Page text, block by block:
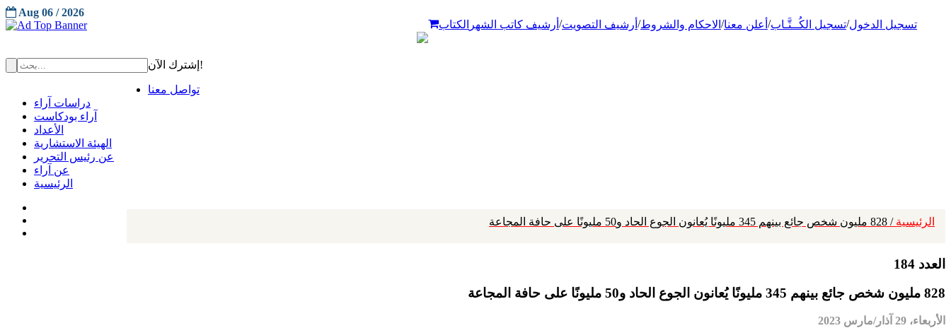
تسجيل الدخول/تسجيل الكُــتَّـاب/ أعلن معنا/ الاحكام والشروط/ أرشيف التصويت/ أرشيف كاتب الشهر الكتاب
Aug 06 / 2026
إشترك الآن!
تواصل معنا
دراسات آراء
آراء بودكاست
الأعداد
الهيئة الاستشارية
عن رئيس التحرير
عن آراء
الرئيسية
الرئيسية / 828 مليون شخص جائع بينهم 345 مليونًا يُعانون الجوع الحاد و50 مليونًا على حافة المجاعة
العدد 184
828 مليون شخص جائع بينهم 345 مليونًا يُعانون الجوع الحاد و50 مليونًا على حافة المجاعة
الأربعاء، 29 آذار/مارس 2023